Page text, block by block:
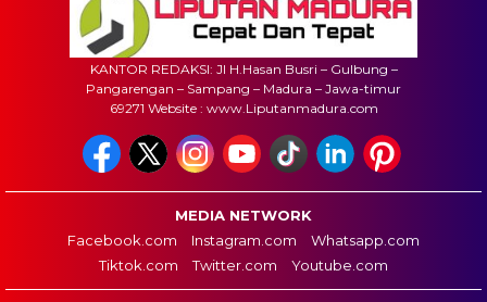
KANTOR REDAKSI: Jl H.Hasan Busri – Gulbung –
Pangarengan – Sampang – Madura – Jawa-timur
69271 Website : www.Liputanmadura.com
MEDIA NETWORK
Facebook.com
Instagram.com
Whatsapp.com
Tiktok.com
Twitter.com Youtube.com